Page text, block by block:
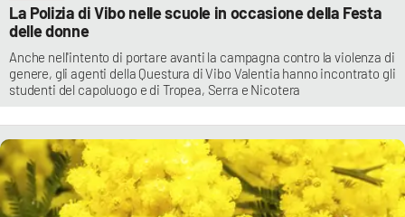
La Polizia di Vibo nelle scuole in occasione della Festa
delle donne
Anche nell'intento di portare avanti la campagna contro la violenza di
genere, gli agenti della Questura di Vibo Valentia hanno incontrato gli
studenti del capoluogo e di Tropea, Serra e Nicotera